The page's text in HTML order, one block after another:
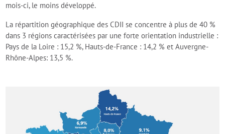
mois-ci, le moins développé.
La répartition géographique des CDII se concentre à plus de 40 %
dans 3 régions caractérisées par une forte orientation industrielle :
Pays de la Loire : 15,2 %, Hauts-de-France : 14,2 % et Auvergne-
Rhône-Alpes: 13,5 %.